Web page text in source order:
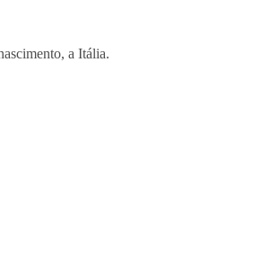
a Itália.